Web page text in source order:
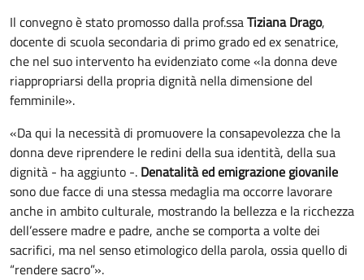
Il convegno è stato promosso dalla prof.ssaTiziana Drago,
docente di scuola secondaria di primo grado ed ex senatrice,
che nel suo intervento ha evidenziato come «la donna deve
riappropriarsi della propria dignità nella dimensione del
femminile».
«Da qui la necessità di promuovere la consapevolezza che la
donna deve riprendere le redini della sua identità, della sua
dignità - ha aggiunto -. Denatalità ed emigrazione giovanile
sono due facce di una stessa medaglia ma occorre lavorare
anche in ambito culturale, mostrando la bellezza e la ricchezza
dell’essere madre e padre, anche se comporta a volte dei
sacrifici, ma nel senso etimologico della parola, ossia quello di
“rendere sacro”».